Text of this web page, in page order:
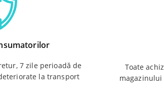
7 zile perioadă de
la transport
Toate